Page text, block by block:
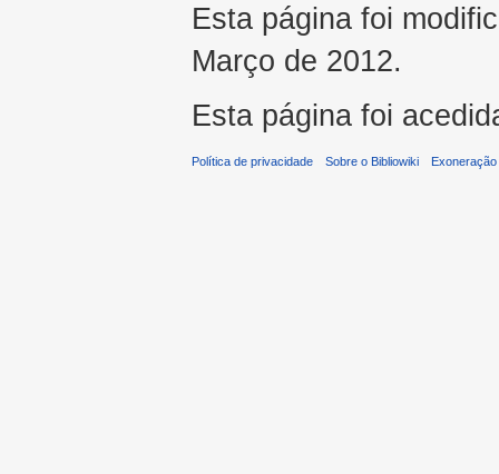
Esta página foi
Março de 2012.
Esta página foi
Política de privacidade Sobre o Bibliowiki